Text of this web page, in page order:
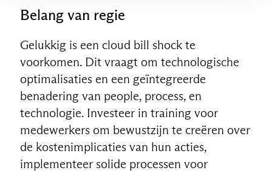
Belang van regie
Gelukkig is een cloud bill shock te
voorkomen. Dit vraagt om technologische
optimalisaties en een geïntegreerde
benadering van people, process, en
technologie. Investeer in training voor
medewerkers om bewustzijn te creëren over
de kostenimplicaties van hun acties,
implementeer solide processen voor